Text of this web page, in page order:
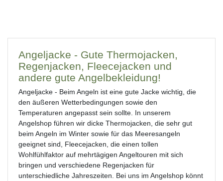
Angeljacke - Gute Thermojacken,
Regenjacken, Fleecejacken und
andere gute Angelbekleidung!
Angeljacke - Beim Angeln ist eine gute Jacke wichtig, die
den äußeren Wetterbedingungen sowie den
Temperaturen angepasst sein sollte. In unserem
Angelshop führen wir dicke Thermojacken, die sehr gut
beim Angeln im Winter sowie für das Meeresangeln
geeignet sind, Fleecejacken, die einen tollen
Wohlfühlfaktor auf mehrtägigen Angeltouren mit sich
bringen und verschiedene Regenjacken für
unterschiedliche Jahreszeiten. Bei uns im Angelshop könnt